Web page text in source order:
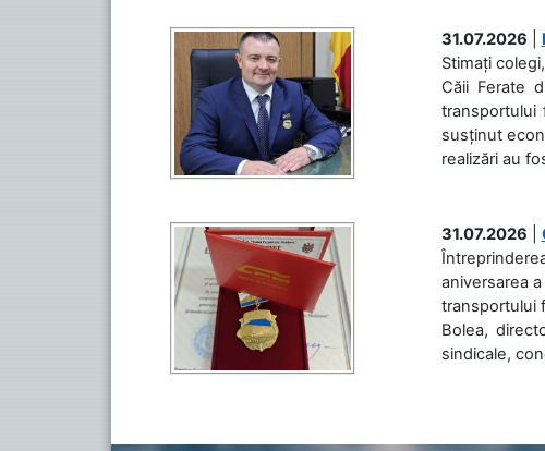
31.07.2026
Stimați
Căii Ferate
transportului
susținut
realizări au
31.07.2026
aniversarea
transportului
Bolea,
sindicale,